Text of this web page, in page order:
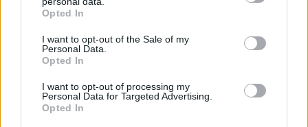
grant or deny consent to Google and its third-party tags to
use your data for below specified purposes in below Google
consent section.
Opted In
I want to opt-out of the Sale of my
Personal Data.
Opted In
I want to opt-out of processing my
Personal Data for Targeted Advertising.
Opted In
ημιμόνιμο και τεχνητά. Οι «δυνατές» μας υπηρεσίες
χρώματος και κουρεμάτων, οι εξειδικευμένες θεραπείες
ενδυνάμωσης μαλλιών, το μακιγιάζ καθώς και η
δημιουργία μοναδικών χτενισμάτων για ειδικές
περιστάσεις. Βασιζόμαστε σε υψηλής ποιότητας